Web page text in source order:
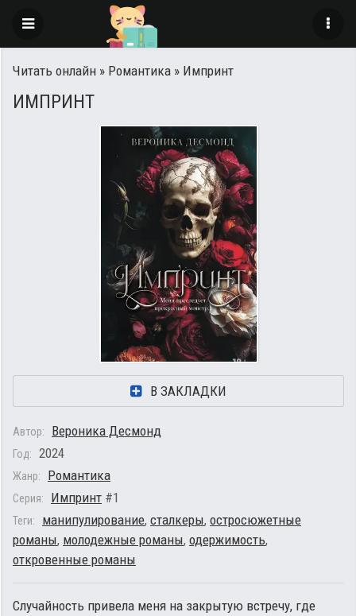
Читать онлайн » Романтика » Импринт
ИМПРИНТ
В ЗАКЛАДКИ
Автор: Вероника Десмонд
Год: 2024
Жанр: Романтика
Серия: Импринт #1
Теги: манипулирование, сталкеры, остросюжетные
романы, молодежные романы, одержимость,
откровенные романы
Случайность привела меня на закрытую встречу, где